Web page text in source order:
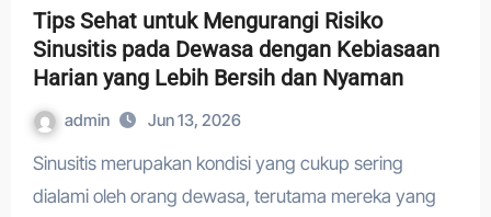
Tips Sehat untuk Mengurangi Risiko
Sinusitis pada Dewasa dengan Kebiasaan
Harian yang Lebih Bersih dan Nyaman
admin Jun 13, 2026
Sinusitis merupakan kondisi yang cukup sering
dialami oleh orang dewasa, terutama mereka yang